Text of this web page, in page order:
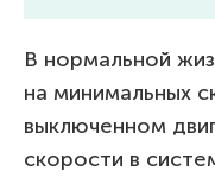
В нормальной
на минимальных
выключенном
скорости в